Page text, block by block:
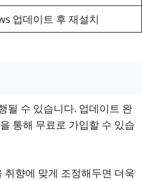
업데이트 후 재설치
될 수 있습니다. 업데이트 완
통해 무료로 가입할 수 있습
향에 맞게 조정해두면 더욱